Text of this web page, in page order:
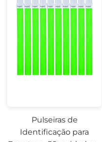
Pulseiras de
Identificação para